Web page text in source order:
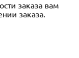
заказа вам
заказа.